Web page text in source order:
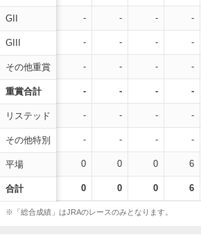
GII
GIII
その他重賞
重賞合計
リステッド
その他特別
平場
合計
- - - -
- - - -
- - - -
- - - -
- - - -
- - - -
0 0 0 6
0 0 0 6
※「総合成績」はJRAのレースのみとなります。